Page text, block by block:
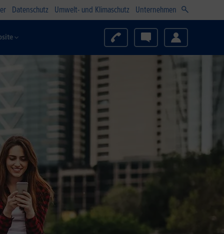
Datenschutz Umwelt- und Klimaschutz Unternehmen